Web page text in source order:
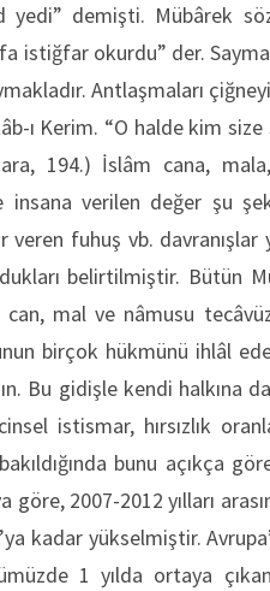
yedi” demişti. Mübârek
istiğfar okurdu” der.
Antlaşmaları
Kerim. “O halde kim size
194.) İslâm cana,
insana verilen değer şu
fuhuş vb. davranışlar
belirtilmiştir. Bütün
mal ve nâmusu
birçok hükmünü ihlâl
Bu gidişle kendi halkına
istismar, hırsızlık
bunu açıkça
göre, 2007-2012 yılları
kadar yükselmiştir.
1 yılda ortaya